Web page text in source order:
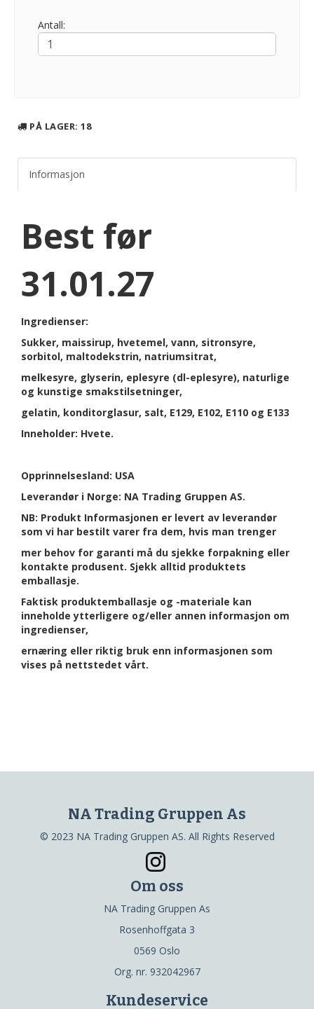
Antall:
PÅ LAGER: 18
Informasjon
Best før
31.01.27
Ingredienser:
Sukker, maissirup, hvetemel, vann, sitronsyre,
sorbitol, maltodekstrin, natriumsitrat,
melkesyre, glyserin, eplesyre (dl-eplesyre), naturlige
og kunstige smakstilsetninger,
gelatin, konditorglasur, salt, E129, E102, E110 og E133
Inneholder: Hvete.
Opprinnelsesland: USA
Leverandør i Norge: NA Trading Gruppen AS.
NB: Produkt Informasjonen er levert av leverandør
som vi har bestilt varer fra dem, hvis man trenger
mer behov for garanti må du sjekke forpakning eller
kontakte produsent. Sjekk alltid produktets
emballasje.
Faktisk produktemballasje og -materiale kan
inneholde ytterligere og/eller annen informasjon om
ingredienser,
ernæring eller riktig bruk enn informasjonen som
vises på nettstedet vårt.
NA Trading Gruppen As
© 2023 NA Trading Gruppen AS. All Rights Reserved
Om oss
NA Trading Gruppen As
Rosenhoffgata 3
0569 Oslo
Org. nr. 932042967
Kundeservice